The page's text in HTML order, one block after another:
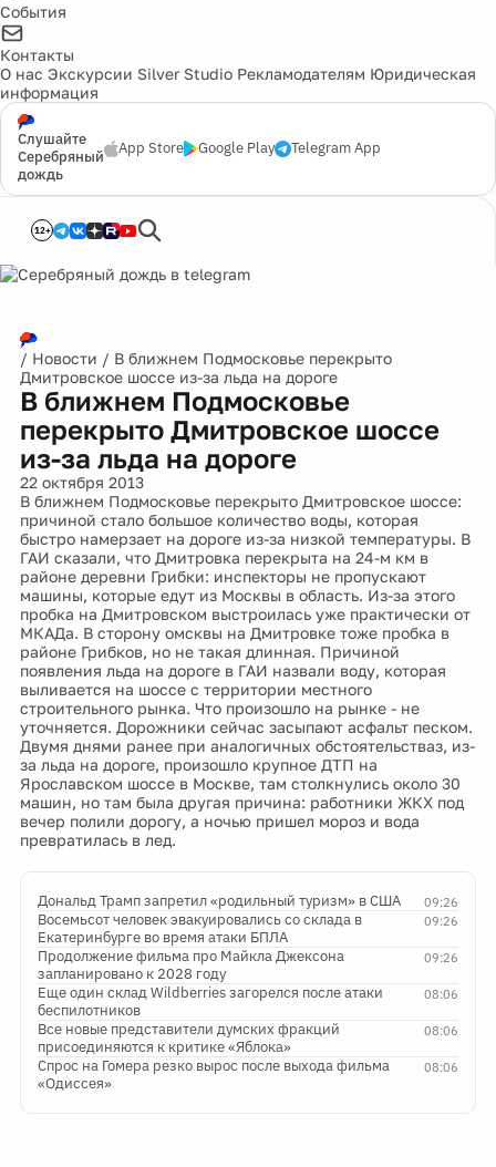
События
Контакты
О нас Экскурсии Silver Studio Рекламодателям Юридическая
информация
Слушайте
Серебряный
дождь
App Store Google Play Telegram App
12+
/ Новости / В ближнем Подмосковье перекрыто
Дмитровское шоссе из-за льда на дороге
В ближнем Подмосковье
перекрыто Дмитровское шоссе
из-за льда на дороге
22 октября 2013
В ближнем Подмосковье перекрыто Дмитровское шоссе:
причиной стало большое количество воды, которая
быстро намерзает на дороге из-за низкой температуры. В
ГАИ сказали, что Дмитровка перекрыта на 24-м км в
районе деревни Грибки: инспекторы не пропускают
машины, которые едут из Москвы в область. Из-за этого
пробка на Дмитровском выстроилась уже практически от
МКАДа. В сторону омсквы на Дмитровке тоже пробка в
районе Грибков, но не такая длинная. Причиной
появления льда на дороге в ГАИ назвали воду, которая
выливается на шоссе с территории местного
строительного рынка. Что произошло на рынке - не
уточняется. Дорожники сейчас засыпают асфальт песком.
Двумя днями ранее при аналогичных обстоятельстваз, из-
за льда на дороге, произошло крупное ДТП на
Ярославском шоссе в Москве, там столкнулись около 30
машин, но там была другая причина: работники ЖКХ под
вечер полили дорогу, а ночью пришел мороз и вода
превратилась в лед.
09:26
Дональд Трамп запретил «родильный туризм» в США
09:26
Восемьсот человек эвакуировались со склада в
Екатеринбурге во время атаки БПЛА
09:26
Продолжение фильма про Майкла Джексона
запланировано к 2028 году
08:06
Еще один склад Wildberries загорелся после атаки
беспилотников
08:06
Все новые представители думских фракций
присоединяются к критике «Яблока»
08:06
Спрос на Гомера резко вырос после выхода фильма
«Одиссея»